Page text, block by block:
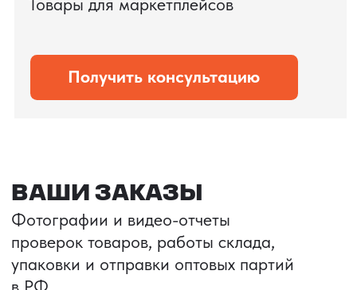
Оставить заявку
Портативные колонки
Условия: Тираж 3100 шт.
Колонка с шнуром
зарядным, без коробки
Условия: Тираж 5900 шт.
Магнитная зарядка 3в1.